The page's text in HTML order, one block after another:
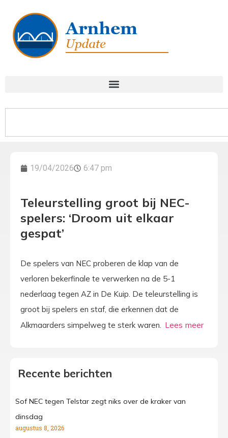
19/04/2026 6:47 pm
Teleurstelling groot bij NEC-
spelers: ‘Droom uit elkaar
gespat’
De spelers van NEC proberen de klap van de
verloren bekerfinale te verwerken na de 5-1
nederlaag tegen AZ in De Kuip. De teleurstelling is
groot bij spelers en staf, die erkennen dat de
Alkmaarders simpelweg te sterk waren.
Recente berichten
Sof NEC tegen Telstar zegt niks over de kraker van
dinsdag
augustus 8, 2026